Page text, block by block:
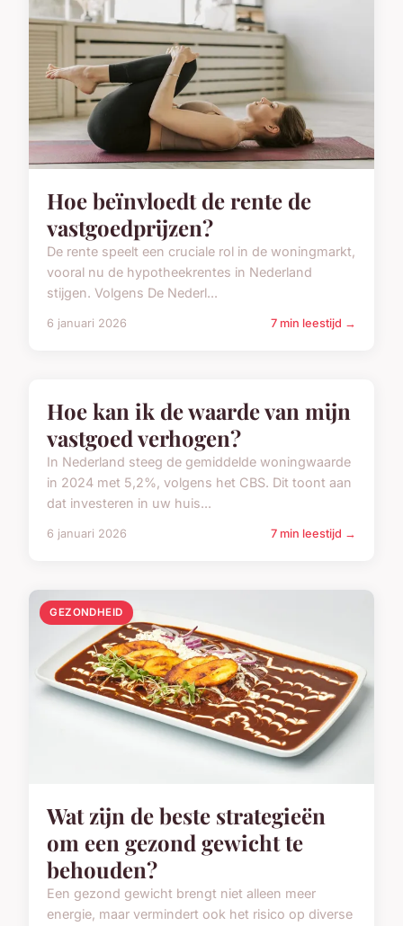
Hoe beïnvloedt de rente de
vastgoedprijzen?
De rente speelt een cruciale rol in de woningmarkt,
vooral nu de hypotheekrentes in Nederland
stijgen. Volgens De Nederl...
6 januari 2026 7 min leestijd →
FINANCIEN / VASTGOED
Hoe kan ik de waarde van mijn
vastgoed verhogen?
In Nederland steeg de gemiddelde woningwaarde
in 2024 met 5,2%, volgens het CBS. Dit toont aan
dat investeren in uw huis...
7 min leestijd →
GEZONDHEID